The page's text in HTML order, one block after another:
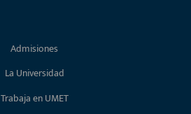
Admisiones
La Universidad
Trabaja en UMET